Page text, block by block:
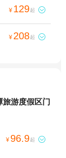
¥ 129起 
¥ 208起 
游度假区门
¥ 96.9起 